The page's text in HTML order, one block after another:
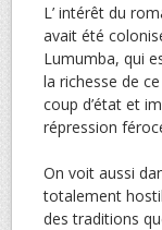
L’ intérêt du
avait été
Lumumba, qui
la richesse de
coup d’état et
répression
On voit aussi
totalement
des traditions